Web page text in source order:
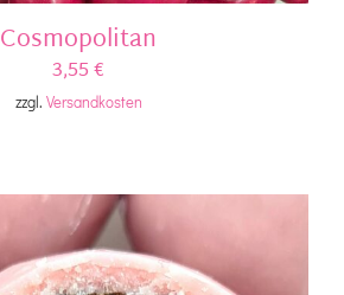
Cosmopolitan
3,55€
zzgl. Versandkosten